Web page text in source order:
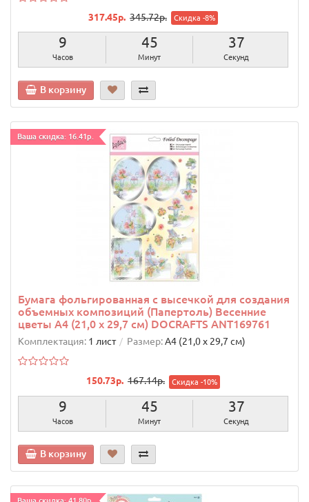
317.45р. 345.72р. Скидка -8%
9
Часов
45
Минут
36
Секунд
В корзину
Ваша скидка: 16.41р.
Бумага фольгированная с высечкой для создания
объемных композиций (Папертоль) Весенние
цветы А4 (21,0 х 29,7 см) DOCRAFTS ANT169761
Комплектация: 1 лист Размер:А4 (21,0 х 29,7 см)
150.73р. 167.14р. Скидка -10%
9
Часов
45
Минут
36
Секунд
В корзину